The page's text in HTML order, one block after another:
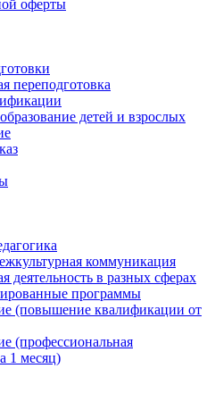
оферты
переподготовка
детей и взрослых
коммуникация
деятельность в разных сферах
программы
(повышение квалификации от
(профессиональная
1 месяц)